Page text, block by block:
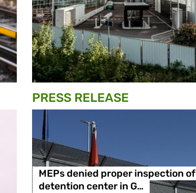
PRESS RELEASE
MEPs denied proper inspection of
detention center in G…